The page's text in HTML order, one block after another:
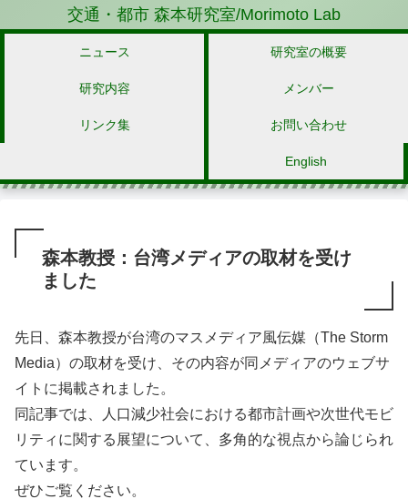
交通・都市 森本研究室/Morimoto Lab
ニュース 研究室の概要
研究内容 メンバー
リンク集 お問い合わせ
English
森本教授：台湾メディアの取材を受け
ました
先日、森本教授が台湾のマスメディア風伝媒（The Storm
Media）の取材を受け、その内容が同メディアのウェブサ
イトに掲載されました。
同記事では、人口減少社会における都市計画や次世代モビ
リティに関する展望について、多角的な視点から論じられ
ています。
ぜひご覧ください。